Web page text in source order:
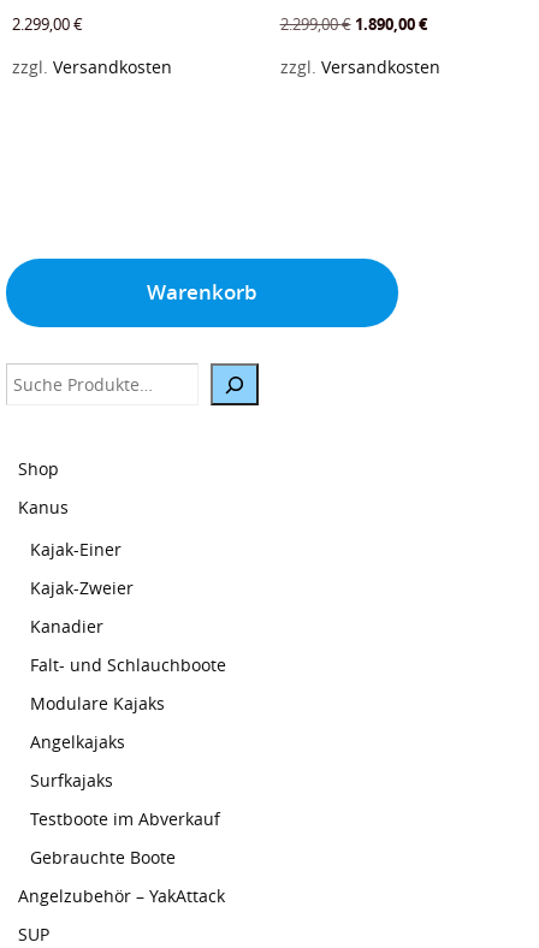
2.299,00€
zzgl. Versandkosten
2.299,00€ Ursprünglicher
war:
1.890,00€Aktueller
ist:
zzgl. Versandkosten
Warenkorb
Suche
Shop
Kanus
Kajak-Einer
Kajak-Zweier
Kanadier
Falt- und Schlauchboote
Modulare Kajaks
Angelkajaks
Surfkajaks
Testboote im Abverkauf
Gebrauchte Boote
Angelzubehör – YakAttack
SUP